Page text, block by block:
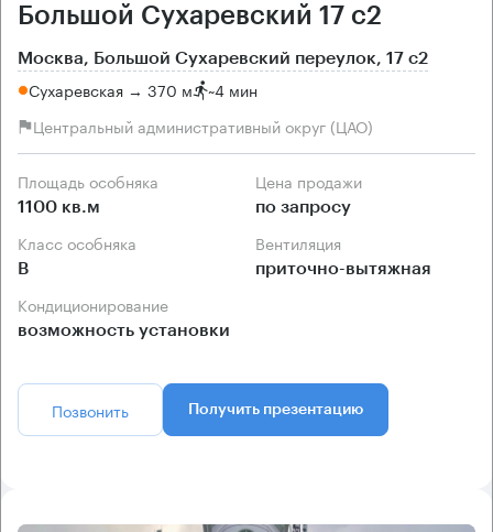
Большой Сухаревский 17 с2
Москва, Большой Сухаревский переулок, 17 с2
Сухаревская → 370 м ~4 мин
Центральный административный округ (ЦАО)
Площадь особняка
1100 кв.м
Цена продажи
по запросу
Класс особняка
B
Вентиляция
приточно-вытяжная
Кондиционирование
возможность установки
Позвонить Получить презентацию